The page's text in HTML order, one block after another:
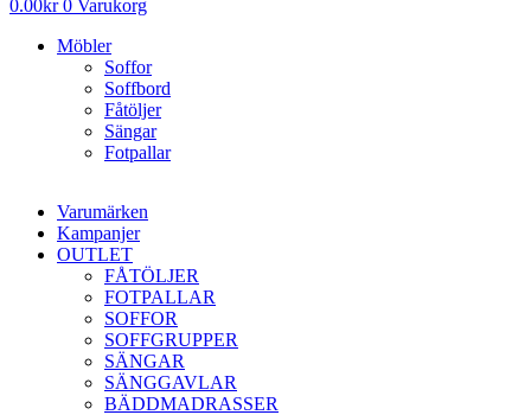
0.00kr 0 Varukorg
Möbler
Soffor
Soffbord
Fåtöljer
Sängar
Fotpallar
Varumärken
Kampanjer
OUTLET
FÅTÖLJER
FOTPALLAR
SOFFOR
SOFFGRUPPER
SÄNGAR
SÄNGGAVLAR
BÄDDMADRASSER